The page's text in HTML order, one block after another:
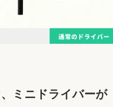
ミニドライバーが